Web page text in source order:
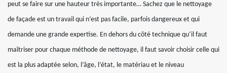
peut se faire sur une hauteur très importante… Sachez que le nettoyage
de façade est un travail qui n’est pas facile, parfois dangereux et qui
demande une grande expertise. En dehors du côté technique qu’il faut
maîtriser pour chaque méthode de nettoyage, il faut savoir choisir celle qui
est la plus adaptée selon, l’âge, l’état, le matériau et le niveau